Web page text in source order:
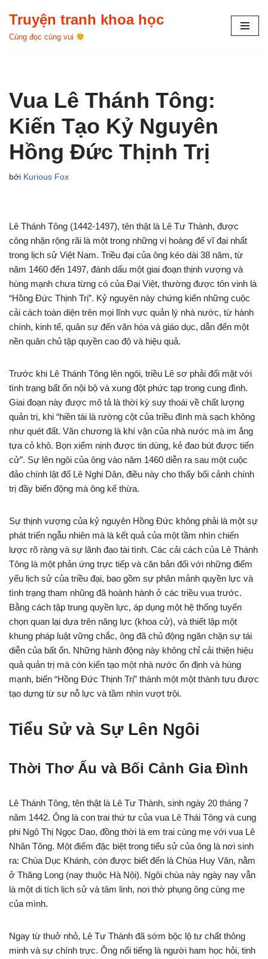
Chuyển
Truyện tranh khoa học
Cùng đọc cùng vui
Vua Lê Thánh Tông:
Kiến Tạo Kỷ Nguyên
Hồng Đức Thịnh Trị
bởi Kurious Fox
Lê Thánh Tông (1442-1497), tên thật là Lê Tư Thành, được
công nhận rộng rãi là một trong những vị hoàng đế vĩ đại nhất
trong lịch sử Việt Nam. Triều đại của ông kéo dài 38 năm, từ
năm 1460 đến 1497, đánh dấu một giai đoạn thịnh vượng và
hùng mạnh chưa từng có của Đại Việt, thường được tôn vinh là
“Hồng Đức Thịnh Trị”. Kỷ nguyên này chứng kiến những cuộc
cải cách toàn diện trên mọi lĩnh vực quản lý nhà nước, từ hành
chính, kinh tế, quân sự đến văn hóa và giáo dục, dẫn đến một
nền quân chủ tập quyền cao độ và hiệu quả.
Trước khi Lê Thánh Tông lên ngôi, triều Lê sơ phải đối mặt với
tình trạng bất ổn nội bộ và xung đột phức tạp trong cung đình.
Giai đoạn này được mô tả là thời kỳ suy thoái về chất lượng
quản trị, khi “hiền tài là rường cột của triều đình mà sạch không
như quét đất. Văn chương là khí vận của nhà nước mà im ắng
tựa cỏ khô. Bọn xiểm nịnh được tin dùng, kẻ đao bút được tiến
cử”. Sự lên ngôi của ông vào năm 1460 diễn ra sau một cuộc
đảo chính lật đổ Lê Nghi Dân, điều này cho thấy bối cảnh chính
trị đầy biến động mà ông kế thừa.
Sự thịnh vượng của kỷ nguyên Hồng Đức không phải là một sự
phát triển ngẫu nhiên mà là kết quả của một tầm nhìn chiến
lược rõ ràng và sự lãnh đạo tài tình. Các cải cách của Lê Thánh
Tông là một phản ứng trực tiếp và căn bản đối với những điểm
yếu lịch sử của triều đại, bao gồm sự phân mảnh quyền lực và
tình trạng tham nhũng đã hoành hành ở các triều vua trước.
Bằng cách tập trung quyền lực, áp dụng một hệ thống tuyển
chọn quan lại dựa trên năng lực (khoa cử), và thiết lập một
khung pháp luật vững chắc, ông đã chủ động ngăn chặn sự tái
diễn của bất ổn. Những hành động này không chỉ cải thiện hiệu
quả quản trị mà còn kiến tạo một nhà nước ổn định và hùng
mạnh, biến “Hồng Đức Thịnh Trị” thành một một thành tựu được
tạo dựng từ sự nỗ lực và tầm nhìn vượt trội.
Tiểu Sử và Sự Lên Ngôi
Thời Thơ Ấu và Bối Cảnh Gia Đình
Lê Thánh Tông, tên thật là Lê Tư Thành, sinh ngày 20 tháng 7
năm 1442. Ông là con trai thứ tư của vua Lê Thái Tông và cung
phi Ngô Thị Ngọc Dao, đồng thời là em trai cùng mẹ với vua Lê
Nhân Tông. Một điểm đặc biệt trong tiểu sử của ông là nơi sinh
ra: Chùa Dục Khánh, còn được biết đến là Chùa Huy Văn, nằm
ở Thăng Long (nay thuộc Hà Nội). Ngôi chùa này ngày nay vẫn
là một di tích lịch sử và tâm linh, nơi thờ phụng ông cùng mẹ
của mình.
Ngay từ thuở nhỏ, Lê Tư Thành đã sớm bộc lộ tư chất thông
minh và sự chính trực. Ông nổi tiếng là người ham học hỏi, tinh